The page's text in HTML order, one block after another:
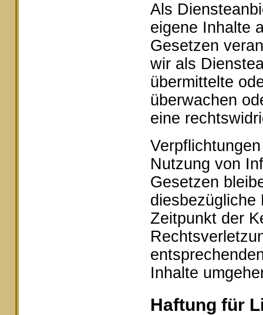
Als
eigene Inhalte
Gesetzen
wir als
übermittelte
überwachen
eine
Nutzung von
Gesetzen
diesbezügliche
Zeitpunkt der
Inhalte
Haftung für